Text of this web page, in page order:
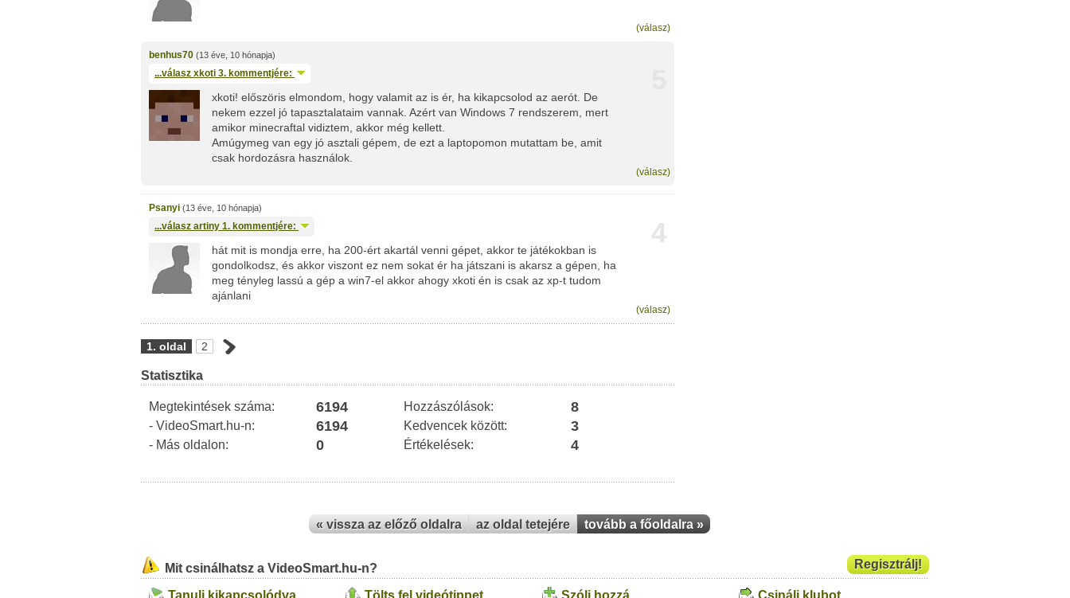
(válasz)
benhus70 (13 éve, 10 hónapja)
...válasz xkoti 3. kommentjére:
xkoti! előszöris elmondom, hogy valamit az is ér, ha kikapcsolod az aerót. De
nekem ezzel jó tapasztalataim vannak. Azért van Windows 7 rendszerem, mert
amikor minecraftal vidiztem, akkor még kellett.
Amúgymeg van egy jó asztali gépem, de ezt a laptopomon mutattam be, amit
csak hordozásra használok.
(válasz)
Psanyi (13 éve, 10 hónapja)
4
...válasz artiny 1. kommentjére:
hát mit is mondja erre, ha 200-ért akartál venni gépet, akkor te játékokban is
gondolkodsz, és akkor viszont ez nem sokat ér ha játszani is akarsz a gépen, ha
meg tényleg lassú a gép a win7-el akkor ahogy xkoti én is csak az xp-t tudom
ajánlani
(válasz)
1. oldal 2
Statisztika
Megtekintések száma: 6194 Hozzászólások: 8
- VideoSmart.hu-n: 6194 Kedvencek között: 3
- Más oldalon: 0 Értékelések: 4
« vissza az előző oldalra az oldal tetejére tovább a főoldalra »
Regisztrálj!
Mit csinálhatsz a VideoSmart.hu-n?
Tanulj kikapcsolódva
Tölts fel videótippet Szólj hozzá Csinálj klubot